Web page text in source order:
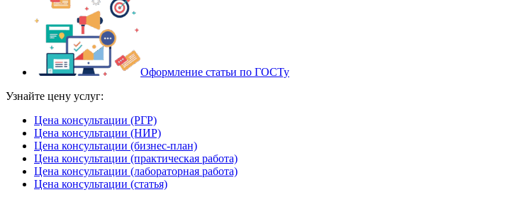
Оформление статьи по ГОСТу
Узнайте цену услуг:
Цена консультации (РГР)
Цена консультации (НИР)
Цена консультации (бизнес-план)
Цена консультации (практическая работа)
Цена консультации (лабораторная работа)
Цена консультации (статья)